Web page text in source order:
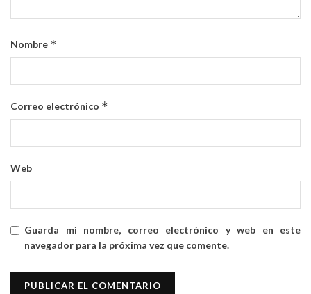
Nombre *
Correo electrónico *
Web
Guarda mi nombre, correo electrónico y web en este
navegador para la próxima vez que comente.